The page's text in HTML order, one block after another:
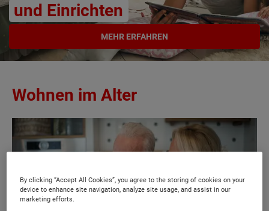
und Einrichten
MEHR ERFAHREN
Wohnen im Alter
By clicking “Accept All Cookies”, you agree to the storing of cookies on your
device to enhance site navigation, analyze site usage, and assist in our
marketing efforts.